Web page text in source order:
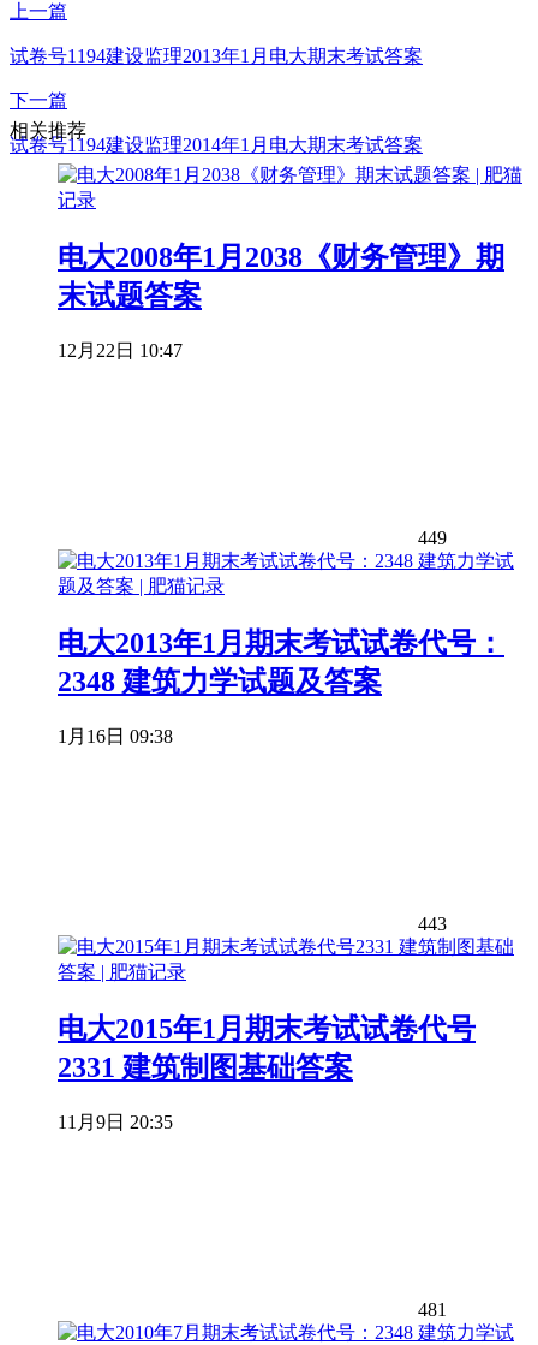
上一篇
试卷号1194建设监理2013年1月电大期末考试答案
下一篇
试卷号1194建设监理2014年1月电大期末考试答案
相关推荐
电大2008年1月2038《财务管理》期
末试题答案
12月22日 10:47
449
电大2013年1月期末考试试卷代号：
2348 建筑力学试题及答案
1月16日 09:38
443
电大2015年1月期末考试试卷代号
2331 建筑制图基础答案
11月9日 20:35
481